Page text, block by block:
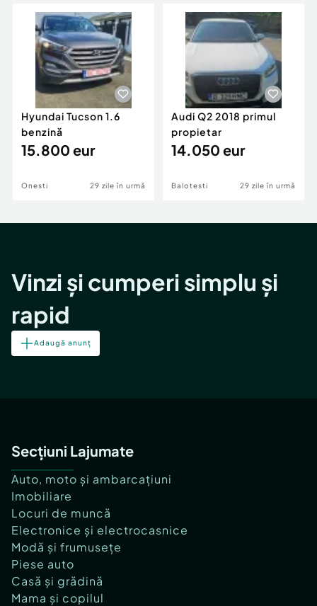
Servicii
Animale de companie
Afaceri și echipamente profesionale
Inchiriere Bunuri si Vehicule
Utilaje agricole si industriale
Piese auto si accesorii
Dacia Duster
Hyundai Tucson 1.6
benzină
15.800 eur
Onesti 29 zile în urmă
Audi Q2 2018 primul
propietar
14.050 eur
Balotesti 29 zile în urmă
Vinzi și cumperi simplu și
rapid
Adaugă anunț
Secțiuni Lajumate
Auto, moto și ambarcațiuni
Imobiliare
Locuri de muncă
Electronice și electrocasnice
Modă și frumusețe
Piese auto
Casă și grădină
Mama și copilul